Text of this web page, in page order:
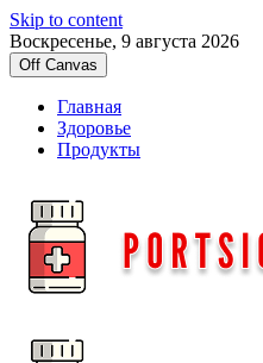
Skip to content
Воскресенье, 9 августа 2026
Off Canvas
Главная
Здоровье
Продукты